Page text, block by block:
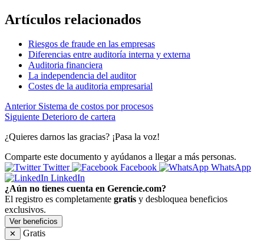
Artículos relacionados
Riesgos de fraude en las empresas
Diferencias entre auditoría interna y externa
Auditoria financiera
La independencia del auditor
Costes de la auditoria empresarial
Anterior Sistema de costos por procesos
Siguiente Deterioro de cartera
¿Quieres darnos las gracias? ¡Pasa la voz!
Comparte este documento y ayúdanos a llegar a más personas.
Twitter
Facebook
WhatsApp
LinkedIn
¿Aún no tienes cuenta en Gerencie.com?
El registro es completamente gratis y desbloquea beneficios
exclusivos.
Ver beneficios
✕
Gratis